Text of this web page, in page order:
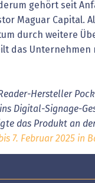
gehört seit
Maguar Capital.
durch weitere
das Unternehmen
Hersteller
Digital-Signage-
das Produkt an
7. Februar 2025 in